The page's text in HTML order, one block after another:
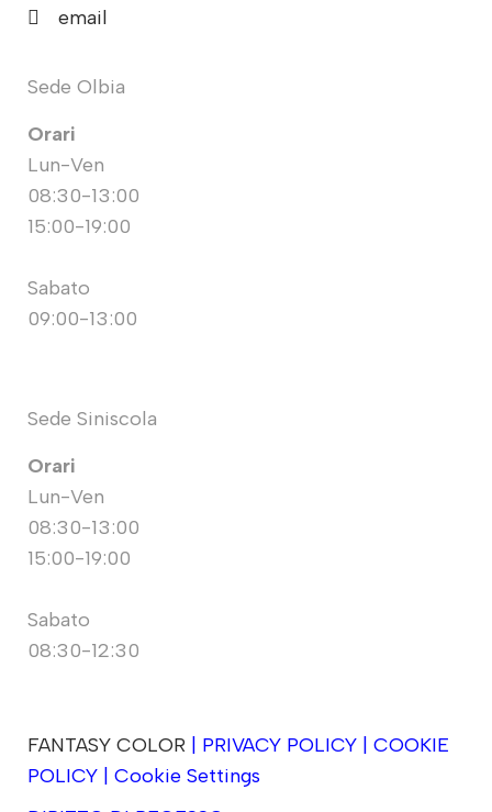
email
Sede Olbia
Orari
Lun-Ven
08:30-13:00
15:00-19:00
Sabato
09:00-13:00
Sede Siniscola
Orari
Lun-Ven
08:30-13:00
15:00-19:00
Sabato
08:30-12:30
FANTASY COLOR PRIVACY POLICY
COOKIE
POLICY
Cookie Settings